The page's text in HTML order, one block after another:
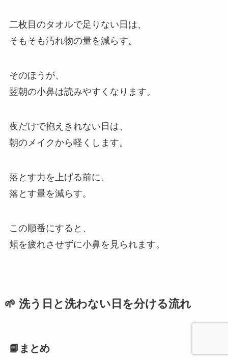
二枚目のタオルで足りない日は、
そもそも汚れ物の量を減らす。
そのほうが、
翌朝の小鼻は読みやすくなります。
夜だけで抱えきれない日は、
朝のメイクから軽くします。
落とす力を上げる前に、
落とす量を減らす。
この順番にすると、
頬を疲れさせずに小鼻を見られます。
🌱 洗う日と洗わない日を分ける流れ
📘まとめ